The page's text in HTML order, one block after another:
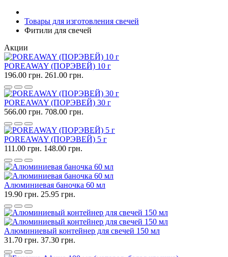
Товары для изготовления свечей
Фитили для свечей
Акции
POREAWAY (ПОРЭВЕЙ) 10 г
196.00 грн. 261.00 грн.
POREAWAY (ПОРЭВЕЙ) 30 г
566.00 грн. 708.00 грн.
POREAWAY (ПОРЭВЕЙ) 5 г
111.00 грн. 148.00 грн.
Алюминиевая баночка 60 мл
19.90 грн. 25.95 грн.
Алюминиевый контейнер для свечей 150 мл
31.70 грн. 37.30 грн.